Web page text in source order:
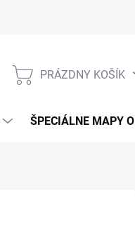
NÁKUPNÝ
PRÁZDNY KOŠÍK
ŠPECIÁLNE MAPY